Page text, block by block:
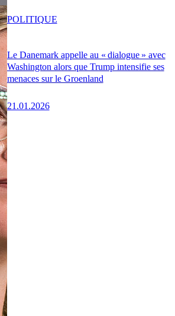
Le Danemark appelle au « dialogue » avec
Washington alors que Trump intensifie ses
menaces sur le Groenland
21.01.2026
POLITIQUE